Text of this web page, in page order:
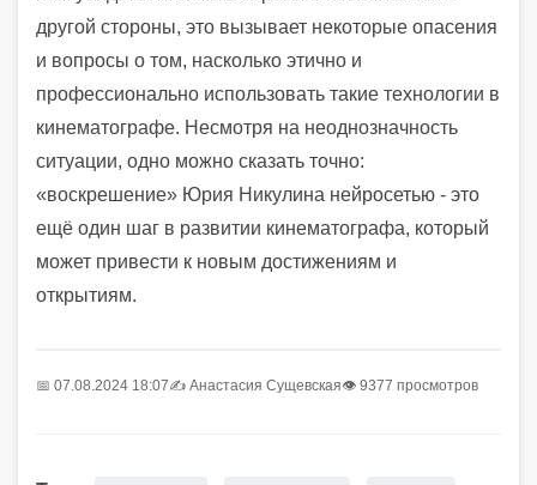
другой стороны, это вызывает некоторые опасения
и вопросы о том, насколько этично и
профессионально использовать такие технологии в
кинематографе. Несмотря на неоднозначность
ситуации, одно можно сказать точно:
«воскрешение» Юрия Никулина нейросетью - это
ещё один шаг в развитии кинематографа, который
может привести к новым достижениям и
открытиям.
📅 07.08.2024 18:07✍️ Анастасия Сущевская👁 9377 просмотров